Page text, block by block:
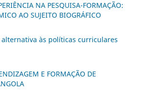
NA PESQUISA-FORMAÇÃO:
AO SUJEITO BIOGRÁFICO
às políticas curriculares
E FORMAÇÃO DE